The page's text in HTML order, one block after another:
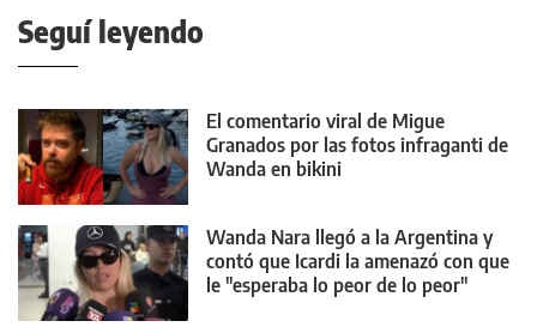
Seguí leyendo
El comentario viral de Migue
Granados por las fotos infraganti de
Wanda en bikini
Wanda Nara llegó a la Argentina y
contó que Icardi la amenazó con que
le "esperaba lo peor de lo peor"